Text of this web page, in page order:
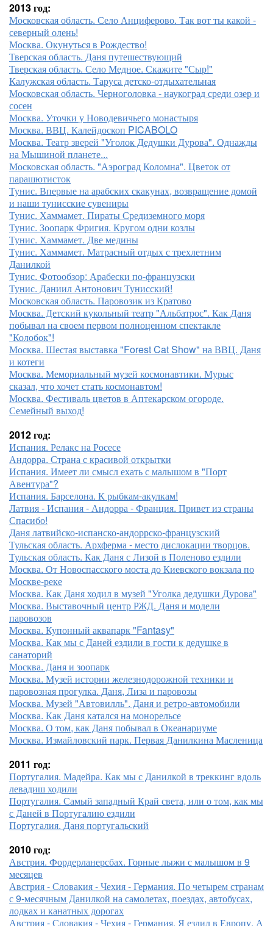
2013 год:
Московская область. Село Анциферово. Так вот ты какой -
северный олень!
Москва. Окунуться в Рождество!
Тверская область. Даня путешествующий
Тверская область. Село Медное. Скажите "Сыр!"
Калужская область. Таруса детско-отдыхательная
Московская область. Черноголовка - наукоград среди озер и
сосен
Москва. Уточки у Новодевичьего монастыря
Москва. ВВЦ. Калейдоскоп PICABOLO
Москва. Театр зверей "Уголок Дедушки Дурова". Однажды
на Мышиной планете...
Московская область. "Аэроград Коломна". Цветок от
парашютисток
Тунис. Впервые на арабских скакунах, возвращение домой
и наши тунисские сувениры
Тунис. Хаммамет. Пираты Средиземного моря
Тунис. Зоопарк Фригия. Кругом одни козлы
Тунис. Хаммамет. Две медины
Тунис. Хаммамет. Матрасный отдых с трехлетним
Данилкой
Тунис. Фотообзор: Арабески по-французски
Тунис. Даниил Антонович Тунисский!
Московская область. Паровозик из Кратово
Москва. Детский кукольный театр "Альбатрос". Как Даня
побывал на своем первом полноценном спектакле
"Колобок"!
Москва. Шестая выставка "Forest Cat Show" на ВВЦ. Даня
и котеги
Москва. Мемориальный музей космонавтики. Мурыс
сказал, что хочет стать космонавтом!
Москва. Фестиваль цветов в Аптекарском огороде.
Семейный выход!
2012 год:
Испания. Релакс на Росесе
Андорра. Страна с красивой открытки
Испания. Имеет ли смысл ехать с малышом в "Порт
Авентура"?
Испания. Барселона. К рыбкам-акулкам!
Латвия - Испания - Андорра - Франция. Привет из страны
Спасибо!
Даня латвийско-испанско-андоррско-французский
Тульская область. Архферма - место дислокации творцов.
Тульская область. Как Даня с Лизой в Поленово ездили
Москва. От Новоспасского моста до Киевского вокзала по
Москве-реке
Москва. Как Даня ходил в музей "Уголка дедушки Дурова"
Москва. Выставочный центр РЖД. Даня и модели
паровозов
Москва. Купонный аквапарк "Fantasy"
Москва. Как мы с Даней ездили в гости к дедушке в
санаторий
Москва. Даня и зоопарк
Москва. Музей истории железнодорожной техники и
паровозная прогулка. Даня, Лиза и паровозы
Москва. Музей "Автовилль". Даня и ретро-автомобили
Москва. Как Даня катался на монорельсе
Москва. О том, как Даня побывал в Океанариуме
Москва. Измайловский парк. Первая Данилкина Масленица
2011 год:
Португалия. Мадейра. Как мы с Данилкой в треккинг вдоль
левадиш ходили
Португалия. Самый западный Край света, или о том, как мы
с Даней в Португалию ездили
Португалия. Даня португальский
2010 год:
Австрия. Фордерланерсбах. Горные лыжи с малышом в 9
месяцев
Австрия - Словакия - Чехия - Германия. По четырем странам
с 9-месячным Данилкой на самолетах, поездах, автобусах,
лодках и канатных дорогах
Австрия - Словакия - Чехия - Германия. Я ездил в Европу. А